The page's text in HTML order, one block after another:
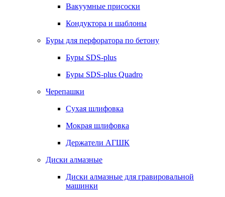
Вакуумные присоски
Кондуктора и шаблоны
Буры для перфоратора по бетону
Буры SDS-plus
Буры SDS-plus Quadro
Черепашки
Сухая шлифовка
Мокрая шлифовка
Держатели АГШК
Диски алмазные
Диски алмазные для гравировальной
машинки